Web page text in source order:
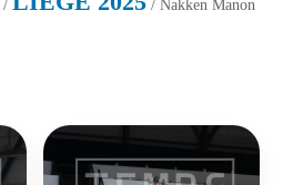
/ / Nakken Manon